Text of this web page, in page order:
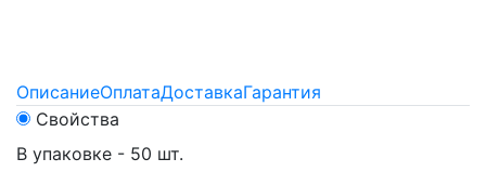
ОписаниеОплатаДоставкаГарантия
Свойства
В упаковке - 50 шт.